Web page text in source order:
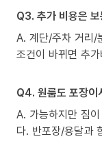
Q3. 추가 비용은
A. 계단/주차 거리/
조건이 바뀌면 추
Q4. 원룸도 포장이
A. 가능하지만 짐
다. 반포장/용달과